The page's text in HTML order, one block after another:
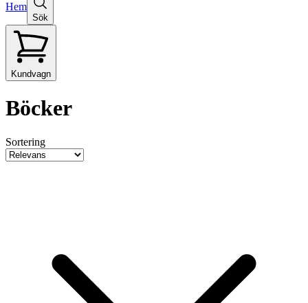
Hem
Sök
Kundvagn
Böcker
Sortering